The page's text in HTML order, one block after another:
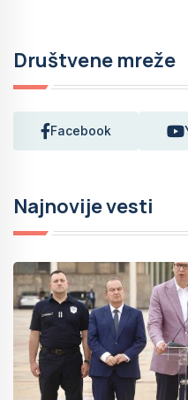
Društvene mreže
Facebook
Najnovije vesti